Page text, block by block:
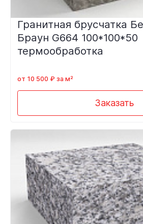
Гранитная брусчатка
Браун G664 100*100*50
термообработка
от 10 500 ₽ за м²
Заказать